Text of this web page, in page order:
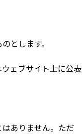
とします。
ェブサイト上に公表
ありません。ただ